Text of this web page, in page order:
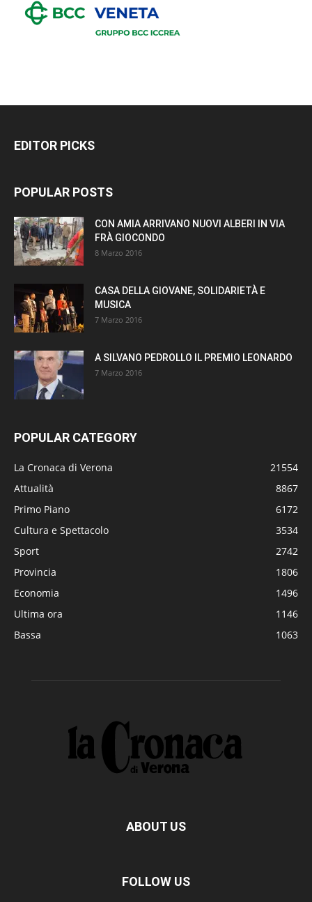
EDITOR PICKS
POPULAR POSTS
CON AMIA ARRIVANO NUOVI ALBERI IN VIA
FRÀ GIOCONDO
8 Marzo 2016
CASA DELLA GIOVANE, SOLIDARIETÀ E
MUSICA
7 Marzo 2016
A SILVANO PEDROLLO IL PREMIO LEONARDO
7 Marzo 2016
POPULAR CATEGORY
La Cronaca di Verona
21554
Attualità
8867
Primo Piano
6172
Cultura e Spettacolo
3534
Sport
2742
Provincia
1806
Economia
1496
Ultima ora
1146
Bassa
1063
ABOUT US
FOLLOW US